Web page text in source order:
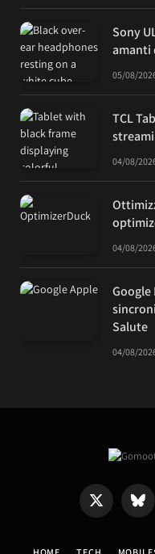
Sony
amanti
05/08/
TCL
04/08/
04/08/
Google
Salute
04/08/
X
(Twitter)